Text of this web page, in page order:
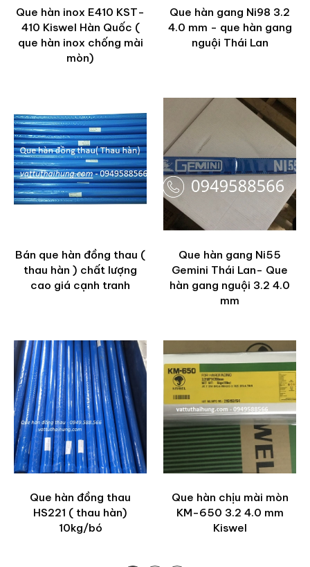
Que hàn inox E410 KST-
410 Kiswel Hàn Quốc (
que hàn inox chống mài
mòn)
Que hàn gang Ni98 3.2
4.0 mm - que hàn gang
nguội Thái Lan
Bán que hàn đồng thau (
thau hàn ) chất lượng
cao giá cạnh tranh
Que hàn gang Ni55
Gemini Thái Lan- Que
hàn gang nguội 3.2 4.0
mm
Que hàn đồng thau
HS221 ( thau hàn)
10kg/bó
Que hàn chịu mài mòn
KM-650 3.2 4.0 mm
Kiswel